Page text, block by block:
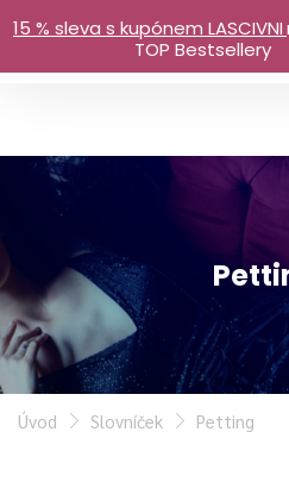
Úvod Slovníček Petting
15 % sleva s kupónem LASCIVNI
TOP Bestsellery